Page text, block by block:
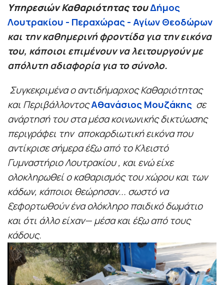
Υπηρεσιών Καθαριότητας τουΔήμος
Λουτρακίου - Περαχώρας - Αγίων Θεοδώρων
και την καθημερινή φροντίδα για την εικόνα
του, κάποιοι επιμένουν να λειτουργούν με
απόλυτη αδιαφορία για το σύνολο.
Συγκεκριμένα ο αντιδήμαρχος Καθαριότητας
και ΠεριβάλλοντοςΑθανάσιος Μουζάκης σε
ανάρτησή του στα μέσα κοινωνικής δικτύωσης
περιγράφει την αποκαρδιωτική εικόνα που
αντίκρισε σήμερα έξω από το Κλειστό
Γυμναστήριο Λουτρακίου , και ενώ είχε
ολοκληρωθεί ο καθαρισμός του χώρου και των
κάδων, κάποιοι θεώρησαν... σωστό να
ξεφορτωθούν ένα ολόκληρο παιδικό δωμάτιο
και ότι άλλο είχαν— μέσα και έξω από τους
κάδους.